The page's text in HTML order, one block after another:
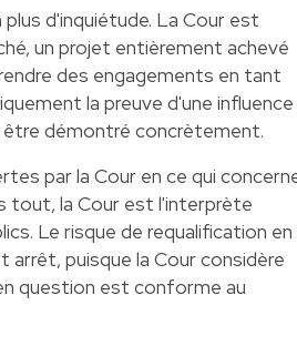
d'inquiétude. La Cour est
un projet entièrement achevé
des engagements en tant
la preuve d'une influence
démontré concrètement.
par la Cour en ce qui
tout, la Cour est l'interprète
Le risque de requalification en
arrêt, puisque la Cour considère
question est conforme au